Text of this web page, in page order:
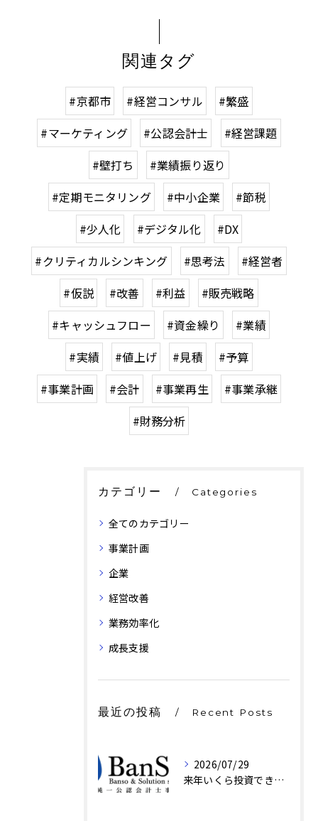
関連タグ
#京都市 #経営コンサル
#繁盛
#マーケティング
#公認会計士
#経営課題
#壁打ち
#業績振り返り
#定期モニタリング
#中小企業
#節税
#少人化
#デジタル化
#DX
#クリティカルシンキング
#思考法
#経営者
#仮説
#改善 #利益
#販売戦略
#キャッシュフロー
#資金繰り
#業績
#実績
#値上げ #見積
#予算
#事業計画
#会計 #事業再生
#事業承継
#財務分析
カテゴリー Categories
全てのカテゴリー
事業計画
企業
経営改善
業務効率化
成長支援
最近の投稿 Recent Posts
2026/07/29
来年いくら投資できるかは、もう決まっている｜京都・BanSol